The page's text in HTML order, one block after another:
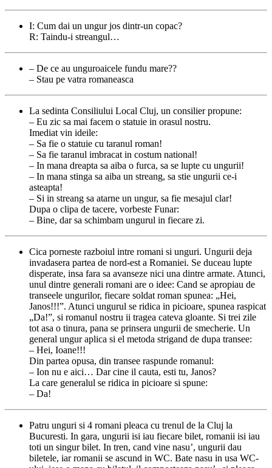
I: Cum dai un ungur jos dintr-un copac?
R: Taindu-i streangul…
– De ce au unguroaicele fundu mare??
– Stau pe vatra romaneasca
La sedinta Consiliului Local Cluj, un consilier propune:
– Eu zic sa mai facem o statuie in orasul nostru.
Imediat vin ideile:
– Sa fie o statuie cu taranul roman!
– Sa fie taranul imbracat in costum national!
– In mana dreapta sa aiba o furca, sa se lupte cu ungurii!
– In mana stinga sa aiba un streang, sa stie ungurii ce-i
asteapta!
– Si in streang sa atarne un ungur, sa fie mesajul clar!
Dupa o clipa de tacere, vorbeste Funar:
– Bine, dar sa schimbam ungurul in fiecare zi.
Cica porneste razboiul intre romani si unguri. Ungurii deja
invadasera partea de nord-est a Romaniei. Se duceau lupte
disperate, insa fara sa avanseze nici una dintre armate. Atunci,
unul dintre generali romani are o idee: Cand se apropiau de
transeele ungurilor, fiecare soldat roman spunea: „Hei,
Janos!!!”. Atunci ungurul se ridica in picioare, spunea raspicat
„Da!”, si romanul nostru ii tragea cateva gloante. Si trei zile
tot asa o tinura, pana se prinsera ungurii de smecherie. Un
general ungur aplica si el metoda strigand de dupa transee:
– Hei, Ioane!!!
Din partea opusa, din transee raspunde romanul:
– Ion nu e aici… Dar cine il cauta, esti tu, Janos?
La care generalul se ridica in picioare si spune:
– Da!
Patru unguri si 4 romani pleaca cu trenul de la Cluj la
Bucuresti. In gara, ungurii isi iau fiecare bilet, romanii isi iau
toti un singur bilet. In tren, cand vine nasu’, ungurii dau
biletele, iar romanii se ascund in WC. Bate nasu in usa WC-